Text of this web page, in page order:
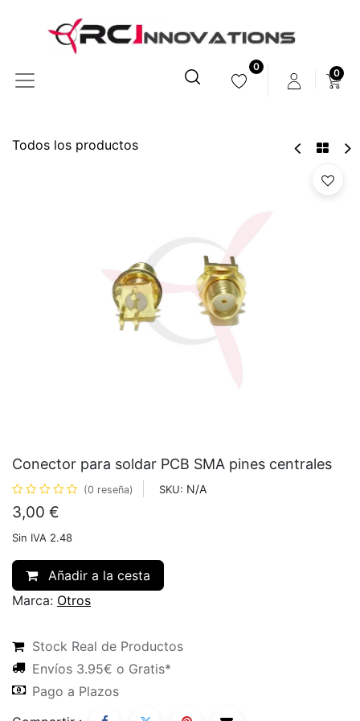
0
0
Todos los productos
Conector para soldar PCB SMA pines centrales
(0 reseña) SKU: N/A
3,00 €
Sin IVA 2.48
Añadir a la cesta
Marca: Otros
Stock Real de Productos
Envíos 3.95€ o Gratis*
Pago a Plazos